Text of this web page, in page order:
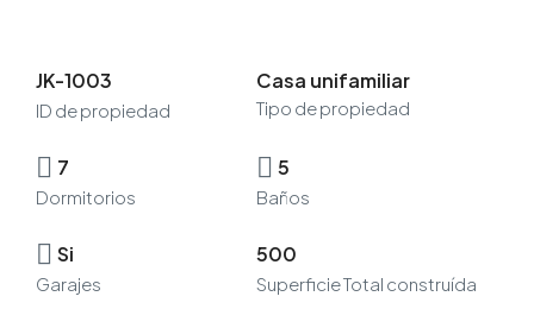
JK-1003
ID de propiedad
Casa unifamiliar
Tipo de propiedad
7
Dormitorios
5
Baños
Si
Garajes
500
Superficie Total construída